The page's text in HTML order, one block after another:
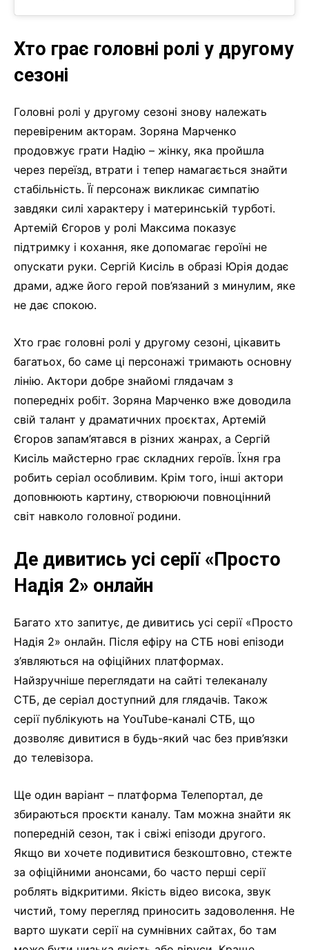
Хто грає головні ролі у другому
сезоні
Головні ролі у другому сезоні знову належать
перевіреним акторам. Зоряна Марченко
продовжує грати Надію – жінку, яка пройшла
через переїзд, втрати і тепер намагається знайти
стабільність. Її персонаж викликає симпатію
завдяки силі характеру і материнській турботі.
Артемій Єгоров у ролі Максима показує
підтримку і кохання, яке допомагає героїні не
опускати руки. Сергій Кисіль в образі Юрія додає
драми, адже його герой пов’язаний з минулим, яке
не дає спокою.
Хто грає головні ролі у другому сезоні, цікавить
багатьох, бо саме ці персонажі тримають основну
лінію. Актори добре знайомі глядачам з
попередніх робіт. Зоряна Марченко вже доводила
свій талант у драматичних проєктах, Артемій
Єгоров запам’ятався в різних жанрах, а Сергій
Кисіль майстерно грає складних героїв. Їхня гра
робить серіал особливим. Крім того, інші актори
доповнюють картину, створюючи повноцінний
світ навколо головної родини.
Де дивитись усі серії «Просто
Надія 2» онлайн
Багато хто запитує, де дивитись усі серії «Просто
Надія 2» онлайн. Після ефіру на СТБ нові епізоди
з’являються на офіційних платформах.
Найзручніше переглядати на сайті телеканалу
СТБ, де серіал доступний для глядачів. Також
серії публікують на YouTube-каналі СТБ, що
дозволяє дивитися в будь-який час без прив’язки
до телевізора.
Ще один варіант – платформа Телепортал, де
збираються проєкти каналу. Там можна знайти як
попередній сезон, так і свіжі епізоди другого.
Якщо ви хочете подивитися безкоштовно, стежте
за офіційними анонсами, бо часто перші серії
роблять відкритими. Якість відео висока, звук
чистий, тому перегляд приносить задоволення. Не
варто шукати серії на сумнівних сайтах, бо там